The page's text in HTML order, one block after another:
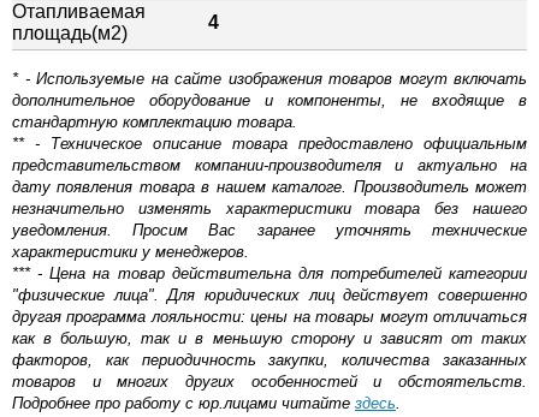
Отапливаемая
площадь(м2)
4
* - Используемые на сайте изображения товаров могут включать
дополнительное оборудование и компоненты, не входящие в
стандартную комплектацию товара.
** - Техническое описание товара предоставлено официальным
представительством компании-производителя и актуально на
дату появления товара в нашем каталоге. Производитель может
незначительно изменять характеристики товара без нашего
уведомления. Просим Вас заранее уточнять технические
характеристики у менеджеров.
*** - Цена на товар действительна для потребителей категории
"физические лица". Для юридических лиц действует совершенно
другая программа лояльности: цены на товары могут отличаться
как в большую, так и в меньшую сторону и зависят от таких
факторов, как периодичность закупки, количества заказанных
товаров и многих других особенностей и обстоятельств.
Подробнее про работу с юр.лицами читайте здесь.